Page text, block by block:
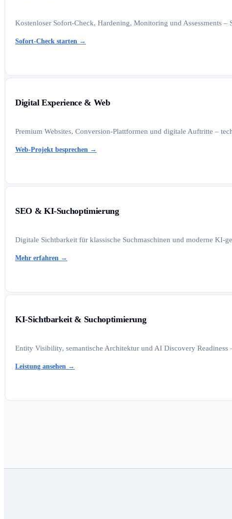
Kostenloser Sofort-Check, Hardening, Monitoring und Assessments –
Sofort-Check starten →
Digital Experience & Web
Premium Websites, Conversion-Plattformen und digitale Auftritte –
Web-Projekt besprechen →
SEO & KI-Suchoptimierung
Digitale Sichtbarkeit für klassische Suchmaschinen und moderne KI-
Mehr erfahren →
KI-Sichtbarkeit & Suchoptimierung
Entity Visibility, semantische Architektur und AI Discovery
Leistung ansehen →